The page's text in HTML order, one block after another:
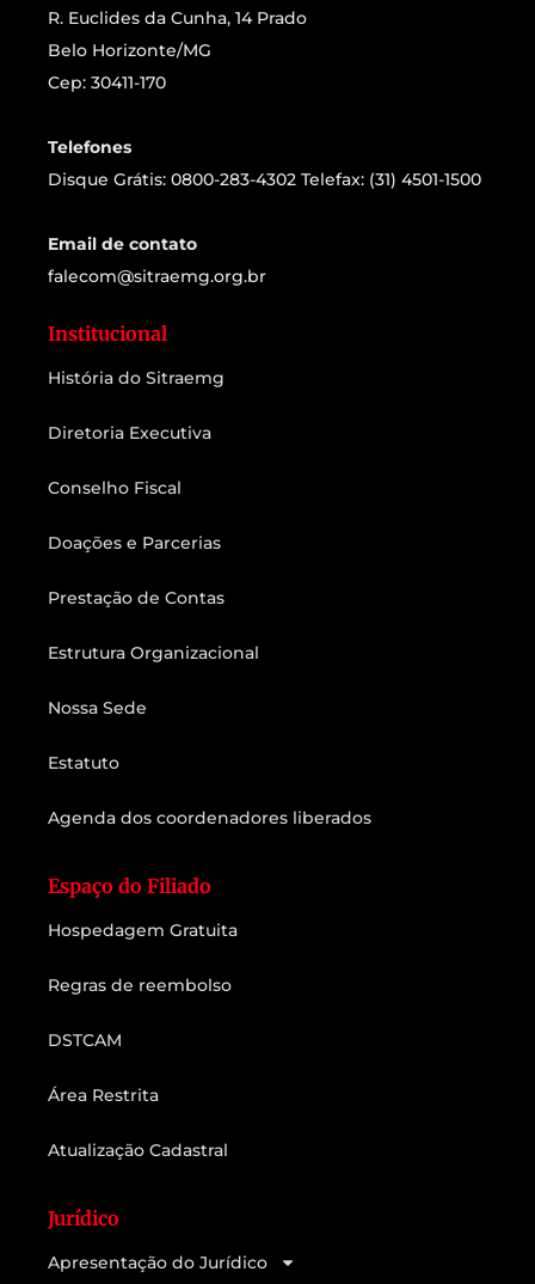
R. Euclides da Cunha, 14 Prado
Belo Horizonte/MG
Cep: 30411-170
Telefones
Disque Grátis: 0800-283-4302 Telefax: (31) 4501-1500
Email de contato
falecom@sitraemg.org.br
Institucional
História do Sitraemg
Diretoria Executiva
Conselho Fiscal
Doações e Parcerias
Prestação de Contas
Estrutura Organizacional
Nossa Sede
Estatuto
Agenda dos coordenadores liberados
Espaço do Filiado
Hospedagem Gratuita
Regras de reembolso
DSTCAM
Área Restrita
Atualização Cadastral
Jurídico
Apresentação do Jurídico